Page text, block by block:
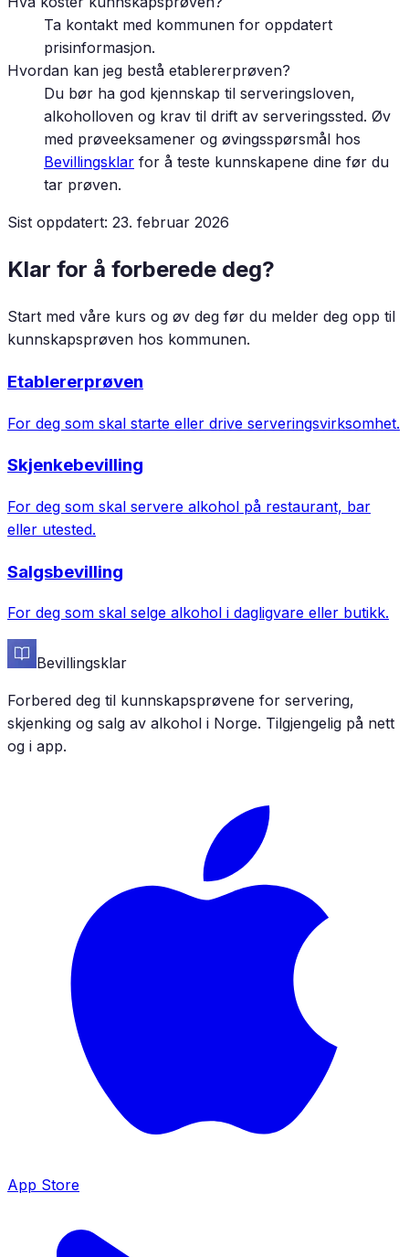
Ta kontakt med kommunen for oppdatert
prisinformasjon.
Hvordan kan jeg bestå etablererprøven?
Du bør ha god kjennskap til serveringsloven,
alkoholloven og krav til drift av serveringssted. Øv
med prøveeksamener og øvingsspørsmål hos
Bevillingsklar for å teste kunnskapene dine før du
tar prøven.
Sist oppdatert: 23. februar 2026
Klar for å forberede deg?
Start med våre kurs og øv deg før du melder deg opp til
kunnskapsprøven hos kommunen.
Etablererprøven
For deg som skal starte eller drive serveringsvirksomhet.
Skjenkebevilling
For deg som skal servere alkohol på restaurant, bar
eller utested.
Salgsbevilling
For deg som skal selge alkohol i dagligvare eller butikk.
Bevillingsklar
Forbered deg til kunnskapsprøvene for servering,
skjenking og salg av alkohol i Norge. Tilgjengelig på nett
og i app.
App Store